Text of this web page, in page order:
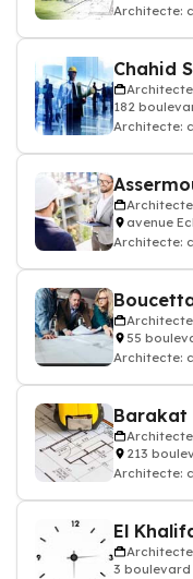
Architecte:
Chahid
Architecte
182
Architecte:
Architecte
avenue
Architecte:
Architecte
55
Architecte:
Barakat
Architecte
213
Architecte:
El
Architecte
3 boulevard